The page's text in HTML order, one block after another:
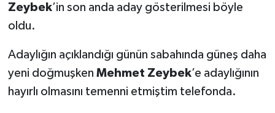
Zeybek’in son anda aday gösterilmesi böyle
oldu.
Adaylığın açıklandığı günün sabahında güneş daha
yeni doğmuşken Mehmet Zeybek’e adaylığının
hayırlı olmasını temenni etmiştim telefonda.